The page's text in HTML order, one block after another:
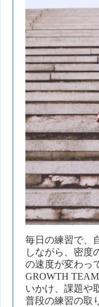
毎日の練習で、
しながら、密度
の速度が変わっ
GROWTH
いかけ、課題や
普段の練習の取